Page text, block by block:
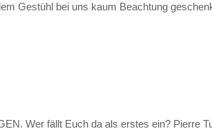
Gestühl bei uns kaum Beachtung
Wer fällt Euch da als erstes ein? Pierre